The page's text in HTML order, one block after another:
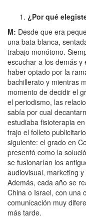
¿Por qué
M: Desde que era
una bata blanca,
trabajo monótono.
escuchar a los demás y
haber optado por la
bachillerato y mientras
momento de decidir el
el periodismo, las
sabía por cual
estudiaba fisioterapia
trajo el folleto
siguiente: el grado en
presentó como la
se fusionarían los
audiovisual, marketing
Además, cada año se
China o Israel, con una
comunicación muy
más tarde.